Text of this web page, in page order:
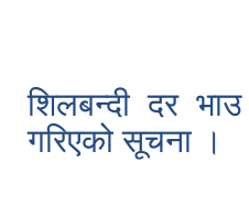
शिलबन्दी दर
गरिएको सूचना ।